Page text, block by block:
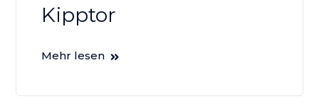
Kipptor
Mehr lesen